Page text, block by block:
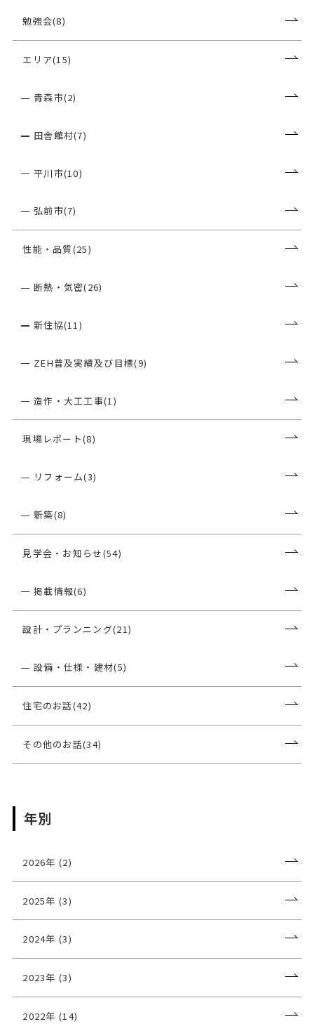
勉強会(8)
エリア(15)
青森市(2)
田舎館村(7)
平川市(10)
弘前市(7)
性能・品質(25)
断熱・気密(26)
新住協(11)
ZEH普及実績及び目標(9)
造作・大工工事(1)
現場レポート(8)
リフォーム(3)
新築(8)
見学会・お知らせ(54)
掲載情報(6)
設計・プランニング(21)
設備・仕様・建材(5)
住宅のお話(42)
その他のお話(34)
年別
2026年 (2)
2025年 (3)
2024年 (3)
2023年 (3)
2022年 (14)